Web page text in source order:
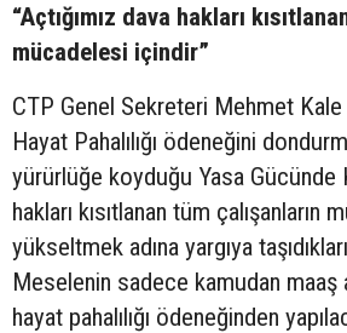
“Açtığımız dava hakları
mücadelesi içindir”
CTP Genel Sekreteri Mehmet
Hayat Pahalılığı ödeneğini
yürürlüğe koyduğu Yasa Gücünde
hakları kısıtlanan tüm çalışanların
yükseltmek adına yargıya
Meselenin sadece kamudan maaş
hayat pahalılığı ödeneğinden